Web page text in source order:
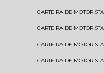
CARTEIRA DE
CARTEIRA DE
CARTEIRA DE
CARTEIRA DE